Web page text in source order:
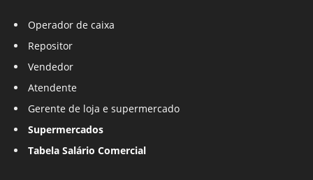
Operador de caixa
Repositor
Vendedor
Atendente
Gerente de loja e supermercado
Supermercados
Tabela Salário Comercial